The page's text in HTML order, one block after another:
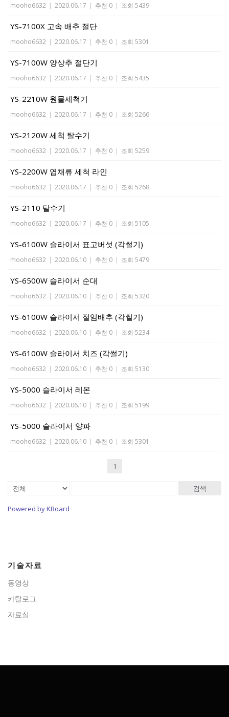
mooho6632 | 2020.06.17 | 추천 0 | 조회 5439
YS-7100X 고속 배추 절단
mooho6632 | 2020.06.17 | 추천 0 | 조회 5301
YS-7100W 양상추 절단기
mooho6632 | 2020.06.17 | 추천 0 | 조회 5435
YS-2210W 원물세척기
mooho6632 | 2020.06.17 | 추천 0 | 조회 5266
YS-2120W 세척 탈수기
mooho6632 | 2020.06.17 | 추천 0 | 조회 5259
YS-2200W 엽채류 세척 라인
mooho6632 | 2020.06.17 | 추천 0 | 조회 5268
YS-2110 탈수기
mooho6632 | 2020.06.17 | 추천 0 | 조회 5105
YS-6100W 슬라이서 표고버섯 (각썰기)
mooho6632 | 2020.06.10 | 추천 0 | 조회 5479
YS-6500W 슬라이서 순대
mooho6632 | 2020.06.10 | 추천 0 | 조회 5320
YS-6100W 슬라이서 절임배추 (각썰기)
mooho6632 | 2020.06.10 | 추천 0 | 조회 5234
YS-6100W 슬라이서 치즈 (각썰기)
mooho6632 | 2020.06.10 | 추천 0 | 조회 5130
YS-5000 슬라이서 레몬
mooho6632 | 2020.06.10 | 추천 0 | 조회 5199
YS-5000 슬라이서 양파
mooho6632 | 2020.06.10 | 추천 0 | 조회 5301
1
검색
Powered by KBoard
기술자료
동영상
카탈로그
자료실